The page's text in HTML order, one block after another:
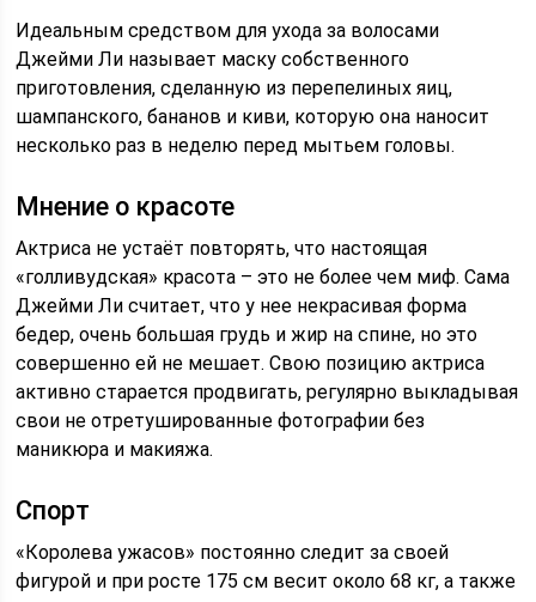
Идеальным средством для ухода за волосами
Джейми Ли называет маску собственного
приготовления, сделанную из перепелиных яиц,
шампанского, бананов и киви, которую она наносит
несколько раз в неделю перед мытьем головы.
Мнение о красоте
Актриса не устаёт повторять, что настоящая
«голливудская» красота – это не более чем миф. Сама
Джейми Ли считает, что у нее некрасивая форма
бедер, очень большая грудь и жир на спине, но это
совершенно ей не мешает. Свою позицию актриса
активно старается продвигать, регулярно выкладывая
свои не отретушированные фотографии без
маникюра и макияжа.
Спорт
«Королева ужасов» постоянно следит за своей
фигурой и при росте 175 см весит около 68 кг, а также